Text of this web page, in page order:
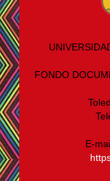
FONDO
E-